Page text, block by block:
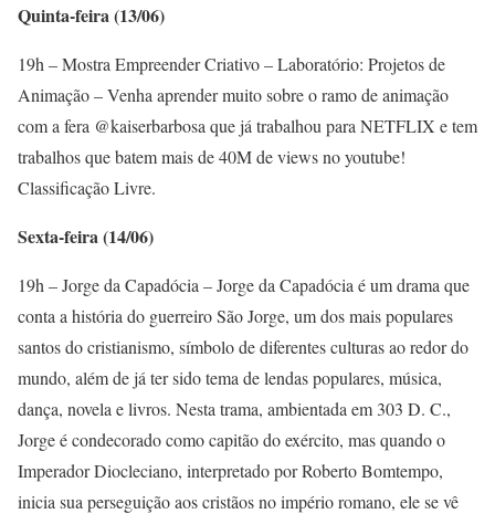
Quinta-feira (13/06)
19h – Mostra Empreender Criativo – Laboratório: Projetos de
Animação – Venha aprender muito sobre o ramo de animação
com a fera @kaiserbarbosa que já trabalhou para NETFLIX e tem
trabalhos que batem mais de 40M de views no youtube!
Classificação Livre.
Sexta-feira (14/06)
19h – Jorge da Capadócia – Jorge da Capadócia é um drama que
conta a história do guerreiro São Jorge, um dos mais populares
santos do cristianismo, símbolo de diferentes culturas ao redor do
mundo, além de já ter sido tema de lendas populares, música,
dança, novela e livros. Nesta trama, ambientada em 303 D. C.,
Jorge é condecorado como capitão do exército, mas quando o
Imperador Diocleciano, interpretado por Roberto Bomtempo,
inicia sua perseguição aos cristãos no império romano, ele se vê